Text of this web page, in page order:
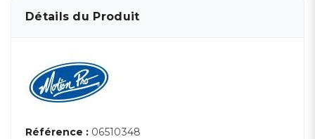
Détails du Produit
Référence : 06510348